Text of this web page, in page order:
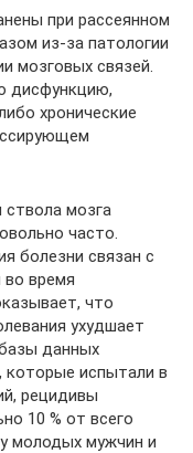
при рассеянном
из-за патологии
мозговых связей.
дисфункцию,
хронические
мозга
часто.
болезни связан с
время
что
ухудшает
данных
которые испытали в
рецидивы
10 % от всего
молодых мужчин и